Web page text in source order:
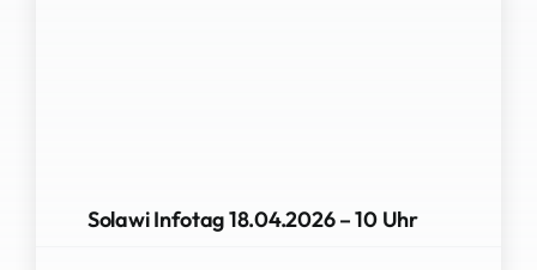
Solawi Infotag 18.04.2026 – 10 Uhr